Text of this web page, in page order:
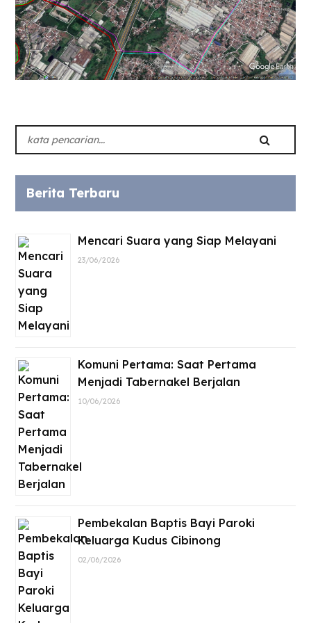
Berita Terbaru
Mencari Suara yang Siap Melayani
23/06/2026
Komuni Pertama: Saat Pertama
Menjadi Tabernakel Berjalan
10/06/2026
Pembekalan Baptis Bayi Paroki
Keluarga Kudus Cibinong
02/06/2026